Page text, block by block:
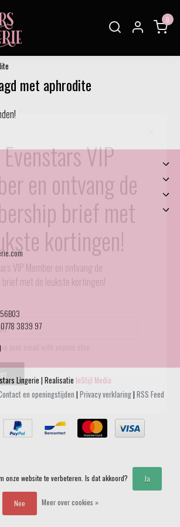
0
met aphrodite
3839 97
Lingerie | Realisatie InStijl Media
en openingstijden | Privacy verklaring| RSS Feed
VIP
en ontvang de
brief met
kortingen!
VIP Member en ontvang de
met de leukste kortingen!
your email with anyone else.
onze website te verbeteren. Is dat akkoord? Ja
Nee Meer over cookies »